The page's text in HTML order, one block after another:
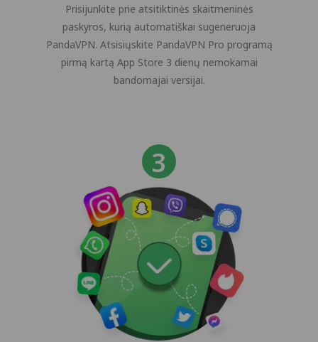
Prisijunkite prie atsitiktinės skaitmeninės
paskyros, kurią automatiškai sugeneruoja
PandaVPN. Atsisiųskite PandaVPN Pro programą
pirmą kartą App Store 3 dienų nemokamai
bandomajai versijai.